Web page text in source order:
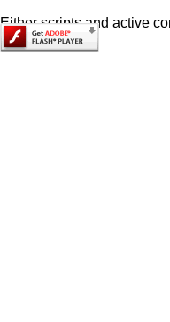
Either scripts and active